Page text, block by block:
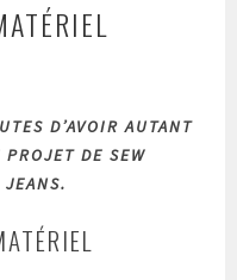
D’AVOIR AUTANT
DE SEW